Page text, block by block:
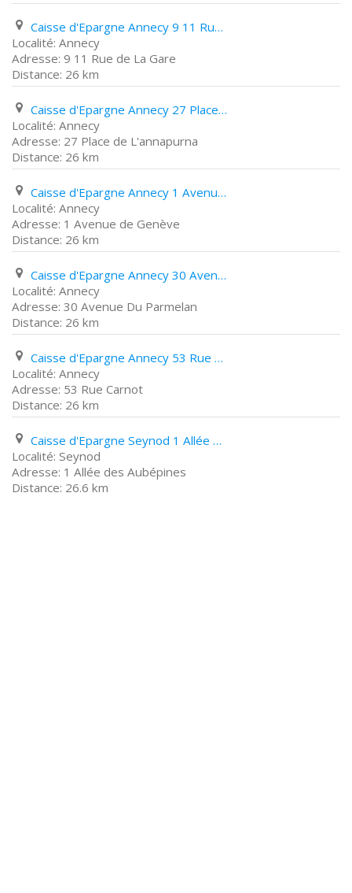
Caisse d'Epargne Annecy 9 11 Rue de La Gare
Annecy
9 11 Rue de La Gare
26 km
Caisse d'Epargne Annecy 27 Place de L'annapurna
Annecy
27 Place de L'annapurna
26 km
Caisse d'Epargne Annecy 1 Avenue de Genève
Annecy
1 Avenue de Genève
26 km
Caisse d'Epargne Annecy 30 Avenue Du Parmelan
Annecy
30 Avenue Du Parmelan
26 km
Caisse d'Epargne Annecy 53 Rue Carnot
Annecy
53 Rue Carnot
26 km
Caisse d'Epargne Seynod 1 Allée des Aubépines
Seynod
1 Allée des Aubépines
26.6 km